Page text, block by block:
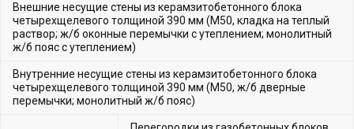
Внешние несущие стены из керамзитобетонного блока
четырехщелевого толщиной 390 мм (М50, кладка на теплый
раствор; ж/б оконные перемычки с утеплением; монолитный
ж/б пояс с утеплением)
Внутренние несущие стены из керамзитобетонного блока
четырехщелевого толщиной 390 мм (М50, ж/б дверные
перемычки; монолитный ж/б пояс)